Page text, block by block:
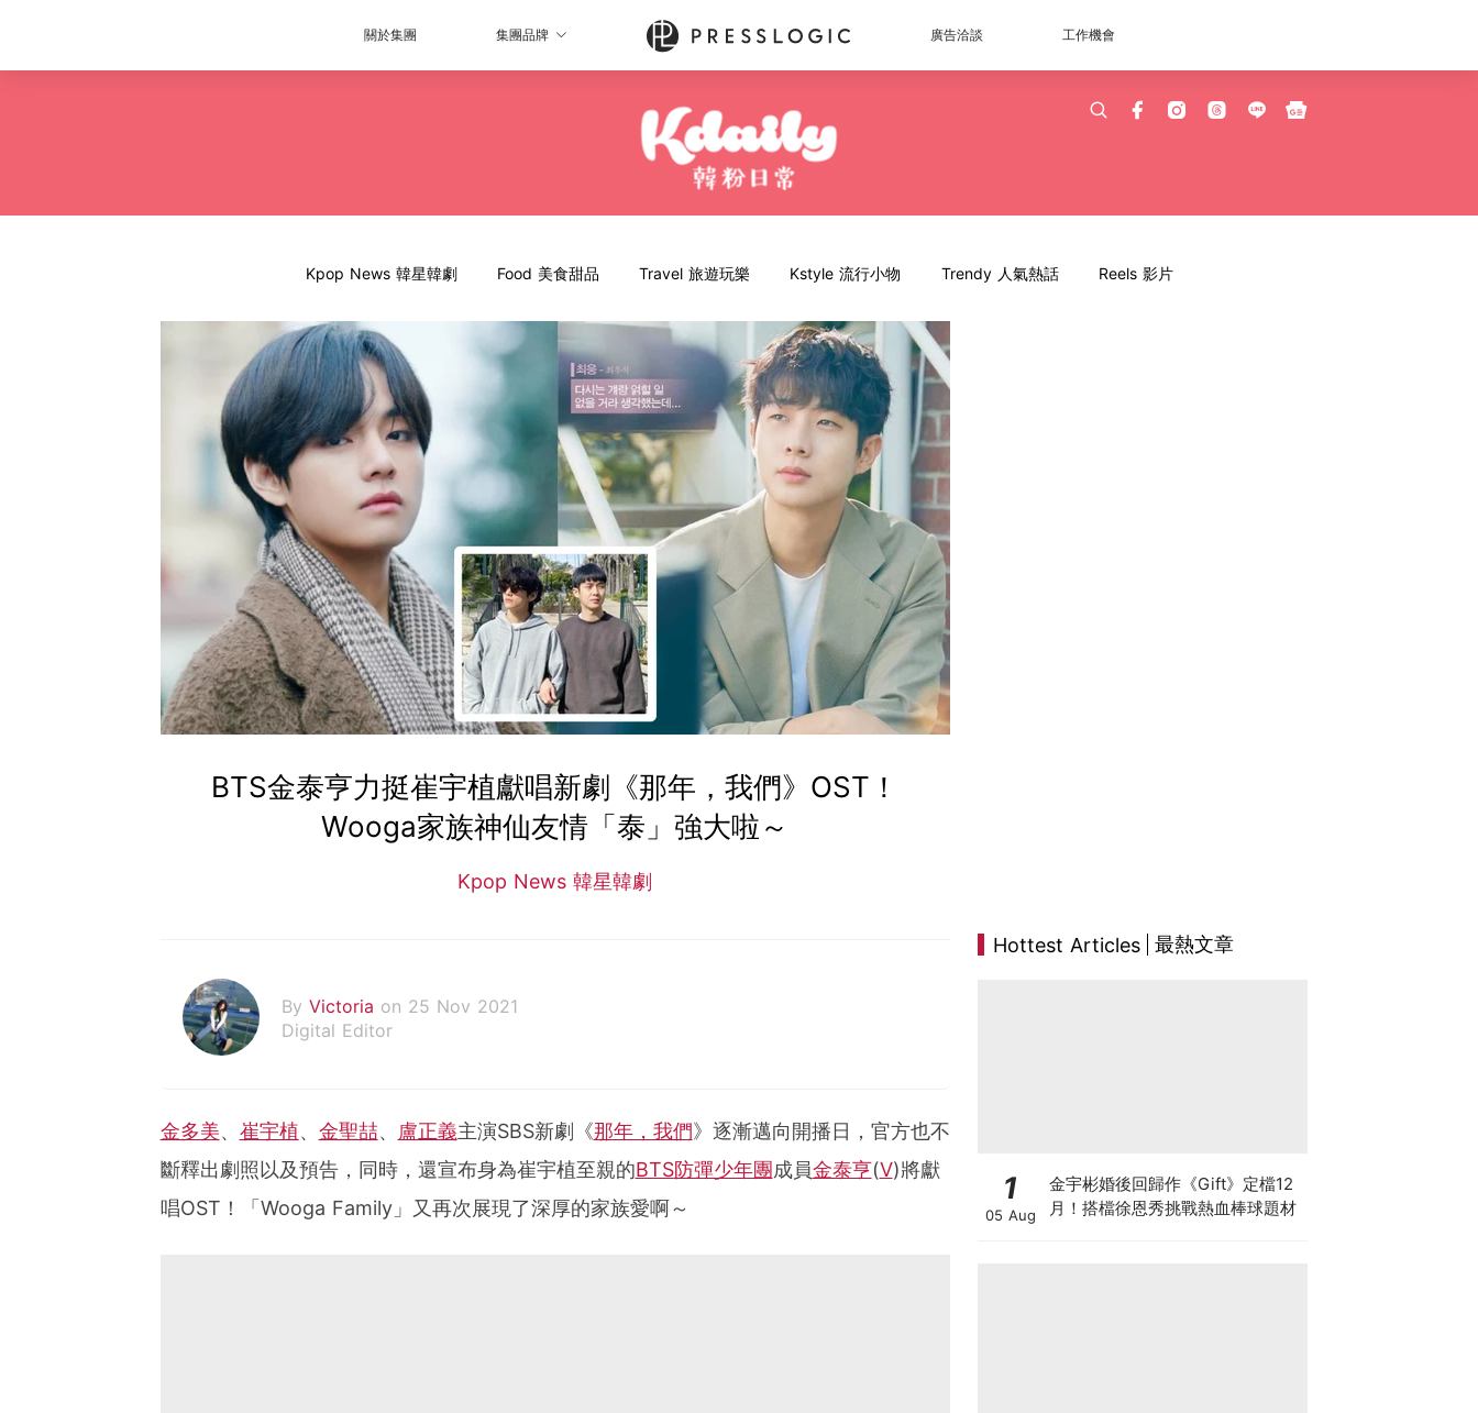
關於集團 集團品牌 廣告洽談 工作機會
Kpop News 韓星韓劇 Food 美食甜品 Travel 旅遊玩樂 Kstyle 流行小物 Trendy 人氣熱話 Reels 影片
BTS金泰亨力挺崔宇植獻唱新劇《那年，我們》OST！
Wooga家族神仙友情「泰」強大啦～
Kpop News 韓星韓劇
By Victoria on 25 Nov 2021
Digital Editor
金多美、 崔宇植、 金聖喆、 盧正義主演SBS新劇《那年，我們》逐漸邁向開播日，官方也不
斷釋出劇照以及預告，同時，還宣布身為崔宇植至親的BTS防彈少年團成員金泰亨(V)將獻
唱OST！「Wooga Family」又再次展現了深厚的家族愛啊～
Hottest Articles 最熱文章
1
05 Aug
金宇彬婚後回歸作《Gift》定檔12
月！搭檔徐恩秀挑戰熱血棒球題材